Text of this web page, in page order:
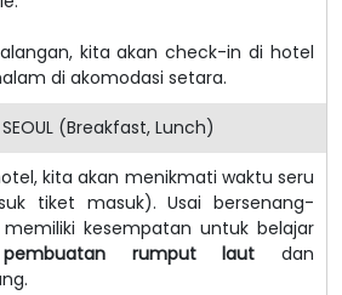
kita akan check-in di hotel
di akomodasi setara.
SEOUL (Breakfast, Lunch)
kita akan menikmati waktu seru
tiket masuk). Usai bersenang-
kesempatan untuk belajar
pembuatan rumput laut dan